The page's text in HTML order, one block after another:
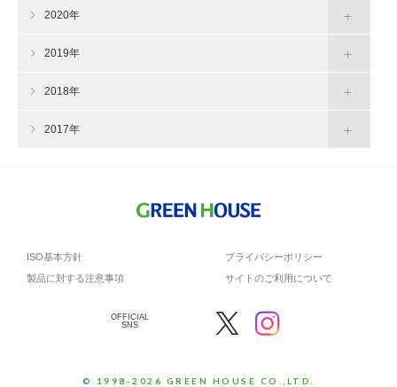
2020年
2019年
2018年
2017年
ISO基本方針
プライバシーポリシー
製品に対する注意事項
サイトのご利用について
OFFICIAL
SNS
© 1998-2026 GREEN HOUSE CO.,LTD.